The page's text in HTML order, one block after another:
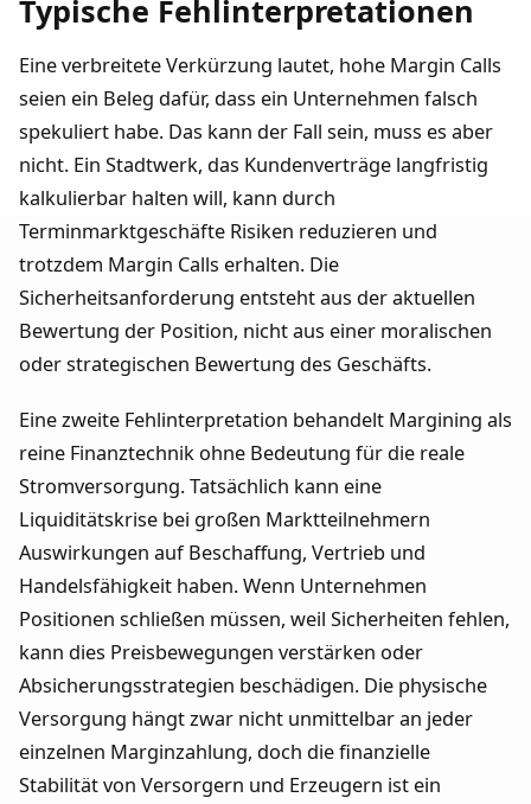
Typische Fehlinterpretationen
Eine verbreitete Verkürzung lautet, hohe Margin Calls
seien ein Beleg dafür, dass ein Unternehmen falsch
spekuliert habe. Das kann der Fall sein, muss es aber
nicht. Ein Stadtwerk, das Kundenverträge langfristig
kalkulierbar halten will, kann durch
Terminmarktgeschäfte Risiken reduzieren und
trotzdem Margin Calls erhalten. Die
Sicherheitsanforderung entsteht aus der aktuellen
Bewertung der Position, nicht aus einer moralischen
oder strategischen Bewertung des Geschäfts.
Eine zweite Fehlinterpretation behandelt Margining als
reine Finanztechnik ohne Bedeutung für die reale
Stromversorgung. Tatsächlich kann eine
Liquiditätskrise bei großen Marktteilnehmern
Auswirkungen auf Beschaffung, Vertrieb und
Handelsfähigkeit haben. Wenn Unternehmen
Positionen schließen müssen, weil Sicherheiten fehlen,
kann dies Preisbewegungen verstärken oder
Absicherungsstrategien beschädigen. Die physische
Versorgung hängt zwar nicht unmittelbar an jeder
einzelnen Marginzahlung, doch die finanzielle
Stabilität von Versorgern und Erzeugern ist ein